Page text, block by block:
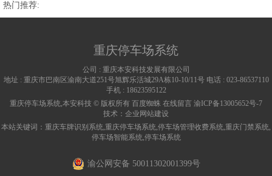
热门推荐:
重庆停车场系统
公司 : 重庆本安科技发展有限公司
地址 : 重庆市巴南区渝南大道251号旭辉乐活城29A栋10-10/11号 电话 : 023-86537110
手机 : 18623595122
重庆停车场系统,本安科技 © 版权所有 百度蜘蛛 在线留言 渝ICP备13005652号-7
技术： 企业网站建设
本站关键词： 重庆车牌识别系统,重庆停车场系统,停车场管理收费系统,重庆门禁系统,
停车场智能系统,停车场系统
渝公网安备 50011302001399号